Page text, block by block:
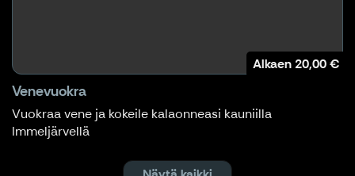
Alkaen20,00 €
Venevuokra
Vuokraa vene ja kokeile kalaonneasi kauniilla
Immeljärvellä